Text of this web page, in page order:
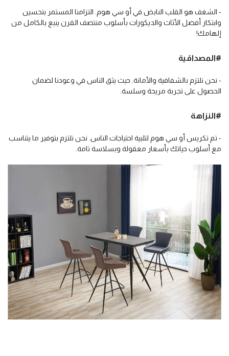
- الشغف هو القلب النابض في أو سي هوم. التزامنا المستمر بتحسين
وابتكار أفضل الأثاث والديكورات بأسلوب منتصف القرن ينبع بالكامل من
إلهامك!
#المصداقية
- نحن نلتزم بالشفافية والأمانة. حيث يثق الناس في وعودنا لضمان
الحصول على تجربة مريحة وسلسة.
#النزاهة
- تم تكريس أو سي هوم لتلبية احتياجات الناس. نحن نلتزم بتوفير ما يتناسب
مع أسلوب حياتك بأسعار معقولة وبسلاسة تامة.